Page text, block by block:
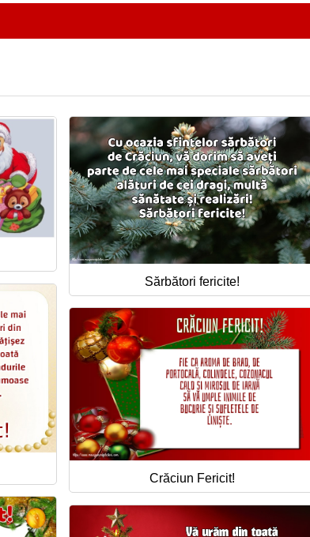
Sărbători fericite!
Crăciun Fericit!